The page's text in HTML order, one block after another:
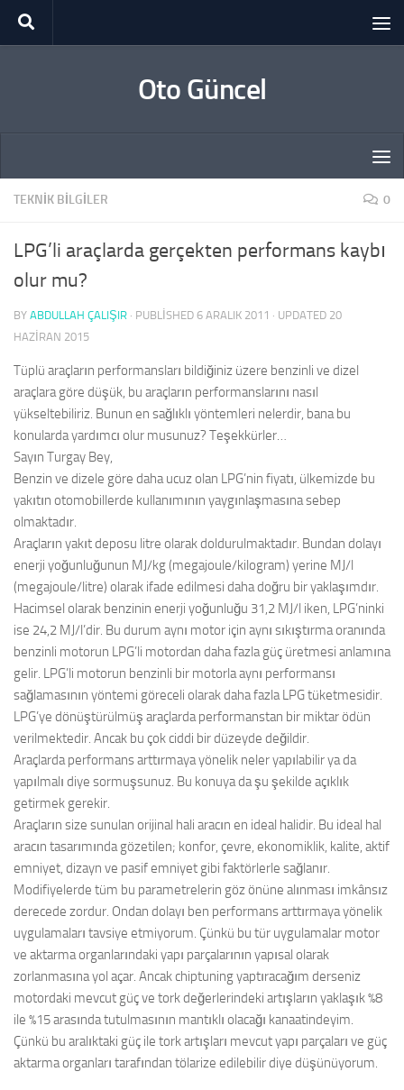
Skip to content
Oto Güncel
TEKNIK BILGILER 0
LPG’li araçlarda gerçekten performans kaybı
olur mu?
BY ABDULLAH ÇALIŞIR · PUBLISHED 6 ARALIK 2011 · UPDATED 20
HAZIRAN 2015
Tüplü araçların performansları bildiğiniz üzere benzinli ve dizel
araçlara göre düşük, bu araçların performanslarını nasıl
yükseltebiliriz. Bunun en sağlıklı yöntemleri nelerdir, bana bu
konularda yardımcı olur musunuz? Teşekkürler…
Sayın Turgay Bey,
Benzin ve dizele göre daha ucuz olan LPG’nin fiyatı, ülkemizde bu
yakıtın otomobillerde kullanımının yaygınlaşmasına sebep
olmaktadır.
Araçların yakıt deposu litre olarak doldurulmaktadır. Bundan dolayı
enerji yoğunluğunun MJ/kg (megajoule/kilogram) yerine MJ/l
(megajoule/litre) olarak ifade edilmesi daha doğru bir yaklaşımdır.
Hacimsel olarak benzinin enerji yoğunluğu 31,2 MJ/l iken, LPG’ninki
ise 24,2 MJ/l’dir. Bu durum aynı motor için aynı sıkıştırma oranında
benzinli motorun LPG’li motordan daha fazla güç üretmesi anlamına
gelir. LPG’li motorun benzinli bir motorla aynı performansı
sağlamasının yöntemi göreceli olarak daha fazla LPG tüketmesidir.
LPG’ye dönüştürülmüş araçlarda performanstan bir miktar ödün
verilmektedir. Ancak bu çok ciddi bir düzeyde değildir.
Araçlarda performans arttırmaya yönelik neler yapılabilir ya da
yapılmalı diye sormuşsunuz. Bu konuya da şu şekilde açıklık
getirmek gerekir.
Araçların size sunulan orijinal hali aracın en ideal halidir. Bu ideal hal
aracın tasarımında gözetilen; konfor, çevre, ekonomiklik, kalite, aktif
emniyet, dizayn ve pasif emniyet gibi faktörlerle sağlanır.
Modifiyelerde tüm bu parametrelerin göz önüne alınması imkânsız
derecede zordur. Ondan dolayı ben performans arttırmaya yönelik
uygulamaları tavsiye etmiyorum. Çünkü bu tür uygulamalar motor
ve aktarma organlarındaki yapı parçalarının yapısal olarak
zorlanmasına yol açar. Ancak chiptuning yaptıracağım derseniz
motordaki mevcut güç ve tork değerlerindeki artışların yaklaşık %8
ile %15 arasında tutulmasının mantıklı olacağı kanaatindeyim.
Çünkü bu aralıktaki güç ile tork artışları mevcut yapı parçaları ve güç
aktarma organları tarafından tölarize edilebilir diye düşünüyorum.